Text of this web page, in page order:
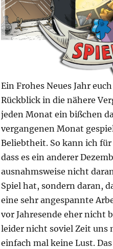
Ein Frohes Neues Jahr
Rückblick in die nähere
jeden Monat ein bißchen
vergangenen Monat
Beliebtheit. So kann ich
dass es ein anderer
ausnahmsweise nicht
Spiel hat, sondern daran,
eine sehr angespannte
vor Jahresende eher nicht
leider nicht soviel Zeit uns
einfach mal keine Lust.